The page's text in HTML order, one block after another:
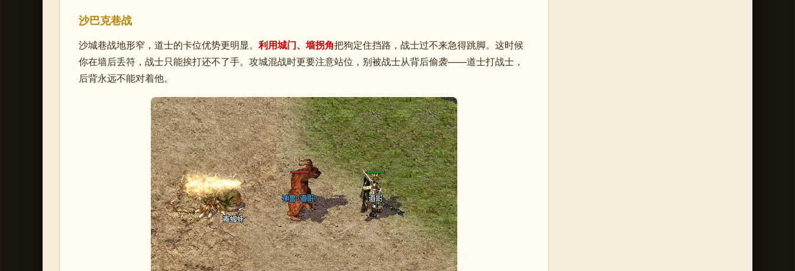
沙巴克巷战
沙城巷战地形窄，道士的卡位优势更明显。 利用城门、墙拐角把狗定住挡路，战士过不来急得跳脚。这时候
你在墙后丢符，战士只能挨打还不了手。攻城混战时更要注意站位，别被战士从背后偷袭——道士打战士，
后背永远不能对着他。